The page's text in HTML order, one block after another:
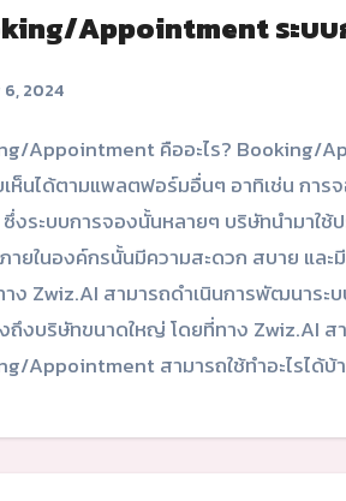
Appointment ระบบ
6, 2024
ห็นได้ตามแพลตฟอร์มอื่นๆ อาทิเช่น การ
งระบบการจองนั้นหลายๆ บริษัทนำมาใ
ายในองค์กรนั้นมีความสะดวก สบาย แล
ง Zwiz.AI สามารถดำเนินการพัฒนาระ
ถึงบริษัทขนาดใหญ่ โดยที่ทาง Zwiz.AI
Appointment สามารถใช้ทำอะไรได้บ้